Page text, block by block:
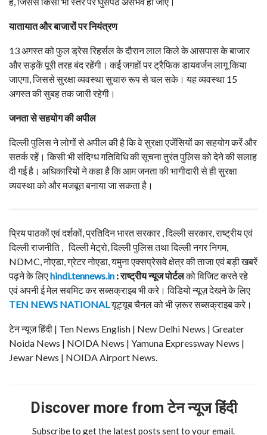
यातायात और बाजारों पर नियंत्रण
13 अगस्त को फुल ड्रेस रिहर्सल के दौरान लाल किले के आसपास के बाजार
और सड़कें पूरी तरह बंद रहेंगी। कई जगहों पर ट्रैफिक डायवर्जन लागू किया
जाएगा, जिससे सुरक्षा व्यवस्था सुचारु रूप से चल सके। यह व्यवस्था 15
अगस्त की सुबह तक जारी रहेगी।
जनता से सहयोग की अपील
दिल्ली पुलिस ने लोगों से अपील की है कि वे सुरक्षा एजेंसियों का सहयोग करें और
सतर्क रहें। किसी भी संदिग्ध गतिविधि की सूचना तुरंत पुलिस को देने की सलाह
दी गई है। अधिकारियों ने कहा है कि आम जनता की भागीदारी से ही सुरक्षा
व्यवस्था को और मजबूत बनाया जा सकता है।
प्रिय पाठकों एवं दर्शकों, प्रतिदिन भारत सरकार , दिल्ली सरकार, राष्ट्रीय एवं
दिल्ली राजनीति , दिल्ली मेट्रो, दिल्ली पुलिस तथा दिल्ली नगर निगम,
NDMC, नोएडा, ग्रेटर नोएडा, यमुना एक्सप्रेसवे क्षेत्र की ताजा एवं बड़ी खबरें
पढ़ने के लिएhindi.tennews.in : राष्ट्रीय न्यूज पोर्टलको विजिट करते रहे
एवं अपनी ई मेल सबमिट कर सब्सक्राइब भी करे। विडियो न्यूज़ देखने के लिए
TEN NEWS NATIONALयूट्यूब चैनल को भी ज़रूर सब्सक्राइब करे।
टेन न्यूज हिंदी | Ten News English | New Delhi News | Greater
Noida News | NOIDA News | Yamuna Expressway News |
Jewar News | NOIDA Airport News.
Discover more from टेन न्यूज हिंदी
Subscribe to get the latest posts sent to your email.